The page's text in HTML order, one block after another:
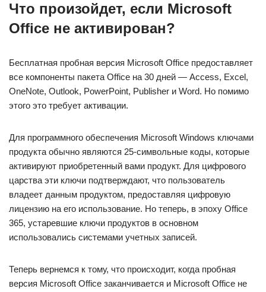
Что произойдет, если Microsoft
Office не активирован?
Бесплатная пробная версия Microsoft Office предоставляет
все компоненты пакета Office на 30 дней — Access, Excel,
OneNote, Outlook, PowerPoint, Publisher и Word. Но помимо
этого это требует активации.
Для программного обеспечения Microsoft Windows ключами
продукта обычно являются 25-символьные коды, которые
активируют приобретенный вами продукт. Для цифрового
царства эти ключи подтверждают, что пользователь
владеет данным продуктом, предоставляя цифровую
лицензию на его использование. Но теперь, в эпоху Office
365, устаревшие ключи продуктов в основном
использовались системами учетных записей.
Теперь вернемся к тому, что происходит, когда пробная
версия Microsoft Office заканчивается и Microsoft Office не